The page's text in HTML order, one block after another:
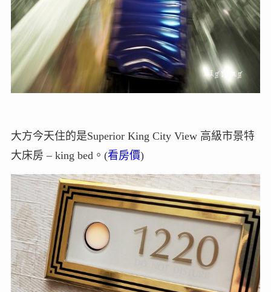
大方今天住的是Superior King City View 高級市景特
大床房 – king bed。(看房價)